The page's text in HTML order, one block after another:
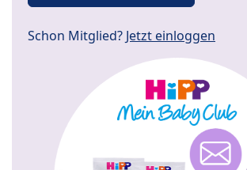
Schon Mitglied? Jetzt einloggen